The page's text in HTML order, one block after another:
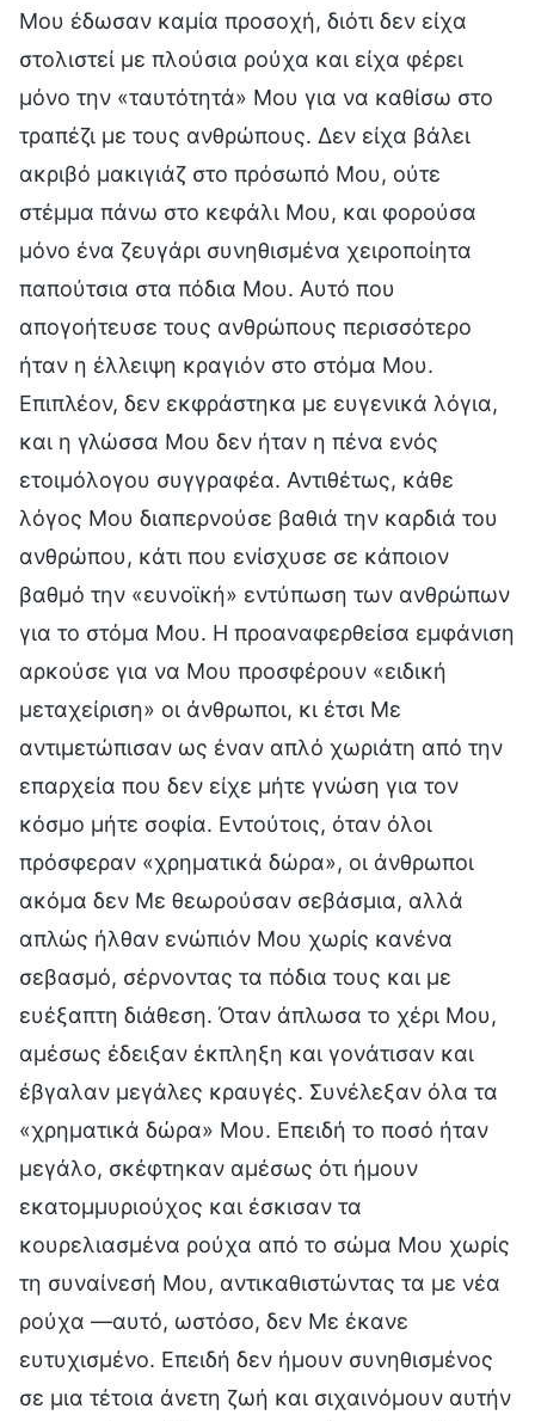
Μου έδωσαν καμία προσοχή, διότι δεν είχα
στολιστεί με πλούσια ρούχα και είχα φέρει
μόνο την «ταυτότητά» Μου για να καθίσω στο
τραπέζι με τους ανθρώπους. Δεν είχα βάλει
ακριβό μακιγιάζ στο πρόσωπό Μου, ούτε
στέμμα πάνω στο κεφάλι Μου, και φορούσα
μόνο ένα ζευγάρι συνηθισμένα χειροποίητα
παπούτσια στα πόδια Μου. Αυτό που
απογοήτευσε τους ανθρώπους περισσότερο
ήταν η έλλειψη κραγιόν στο στόμα Μου.
Επιπλέον, δεν εκφράστηκα με ευγενικά λόγια,
και η γλώσσα Μου δεν ήταν η πένα ενός
ετοιμόλογου συγγραφέα. Αντιθέτως, κάθε
λόγος Μου διαπερνούσε βαθιά την καρδιά του
ανθρώπου, κάτι που ενίσχυσε σε κάποιον
βαθμό την «ευνοϊκή» εντύπωση των ανθρώπων
για το στόμα Μου. Η προαναφερθείσα εμφάνιση
αρκούσε για να Μου προσφέρουν «ειδική
μεταχείριση» οι άνθρωποι, κι έτσι Με
αντιμετώπισαν ως έναν απλό χωριάτη από την
επαρχεία που δεν είχε μήτε γνώση για τον
κόσμο μήτε σοφία. Εντούτοις, όταν όλοι
πρόσφεραν «χρηματικά δώρα», οι άνθρωποι
ακόμα δεν Με θεωρούσαν σεβάσμια, αλλά
απλώς ήλθαν ενώπιόν Μου χωρίς κανένα
σεβασμό, σέρνοντας τα πόδια τους και με
ευέξαπτη διάθεση. Όταν άπλωσα το χέρι Μου,
αμέσως έδειξαν έκπληξη και γονάτισαν και
έβγαλαν μεγάλες κραυγές. Συνέλεξαν όλα τα
«χρηματικά δώρα» Μου. Επειδή το ποσό ήταν
μεγάλο, σκέφτηκαν αμέσως ότι ήμουν
εκατομμυριούχος και έσκισαν τα
κουρελιασμένα ρούχα από το σώμα Μου χωρίς
τη συναίνεσή Μου, αντικαθιστώντας τα με νέα
ρούχα —αυτό, ωστόσο, δεν Με έκανε
ευτυχισμένο. Επειδή δεν ήμουν συνηθισμένος
σε μια τέτοια άνετη ζωή και σιχαινόμουν αυτήν